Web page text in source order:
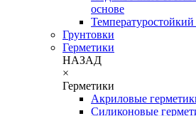
основе
Грунтовки
Герметики
НАЗАД
×
Герметики
Акриловые
Силиконовые